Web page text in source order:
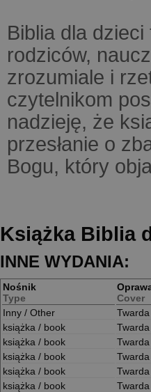
Biblia dla
rodziców,
zrozumiale i
czytelnikom
nadzieję, że
przesłanie o
Bogu, który
Książka Biblia
INNE WYDANIA:
Nośnik
Type
Cover
Inny / Other
Twarda
książka / book
Twarda
książka / book
Twarda
książka / book
Twarda
książka / book
Twarda
książka / book
Twarda